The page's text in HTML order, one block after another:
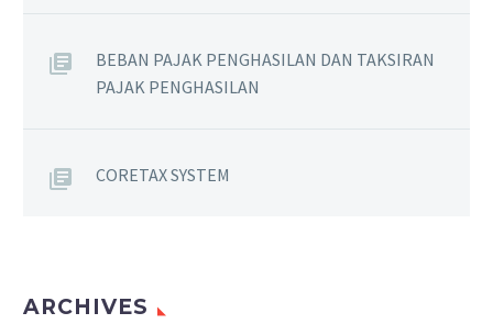
BEBAN PAJAK PENGHASILAN DAN TAKSIRAN
PAJAK PENGHASILAN
CORETAX SYSTEM
ARCHIVES